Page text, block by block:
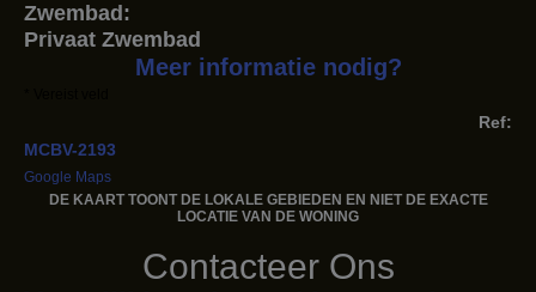
Zwembad:
Privaat Zwembad
Meer informatie nodig?
Ref:
MCBV-2193
Google Maps
DE KAART TOONT ​​DE LOKALE GEBIEDEN EN NIET DE EXACTE
LOCATIE VAN DE WONING
Contacteer Ons